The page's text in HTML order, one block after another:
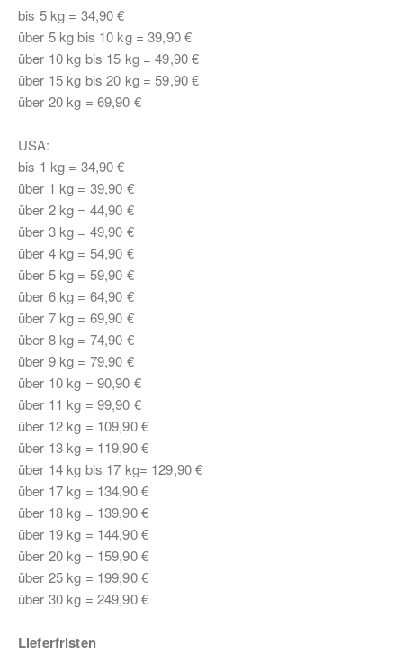
bis 5 kg = 34,90 €
über 5 kg bis 10 kg = 39,90 €
über 10 kg bis 15 kg = 49,90 €
über 15 kg bis 20 kg = 59,90 €
über 20 kg = 69,90 €
USA:
bis 1 kg = 34,90 €
über 1 kg = 39,90 €
über 2 kg = 44,90 €
über 3 kg = 49,90 €
über 4 kg = 54,90 €
über 5 kg = 59,90 €
über 6 kg = 64,90 €
über 7 kg = 69,90 €
über 8 kg = 74,90 €
über 9 kg = 79,90 €
über 10 kg = 90,90 €
über 11 kg = 99,90 €
über 12 kg = 109,90 €
über 13 kg = 119,90 €
über 14 kg bis 17 kg= 129,90 €
über 17 kg = 134,90 €
über 18 kg = 139,90 €
über 19 kg = 144,90 €
über 20 kg = 159,90 €
über 25 kg = 199,90 €
über 30 kg = 249,90 €
Lieferfristen